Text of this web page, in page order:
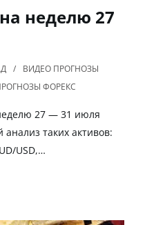
неделю 27
ВИДЕО ПРОГНОЗЫ
ФОРЕКС
27 — 31 июля
таких активов:
USD,…